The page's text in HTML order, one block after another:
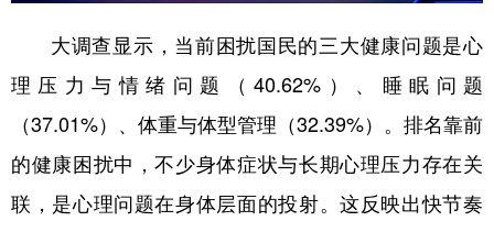
大调查显示，当前困扰国民的三大健康问题是心
理压力与情绪问题（40.62%）、睡眠问题
（37.01%）、体重与体型管理（32.39%）。排名靠前
的健康困扰中，不少身体症状与长期心理压力存在关
联，是心理问题在身体层面的投射。这反映出快节奏